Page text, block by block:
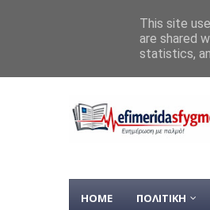
ΡΟΗ ΕΙΔΗΣΕΩΝ
HOME ΠΟΛΙΤΙΚΗ
This site
are shared
statistics,